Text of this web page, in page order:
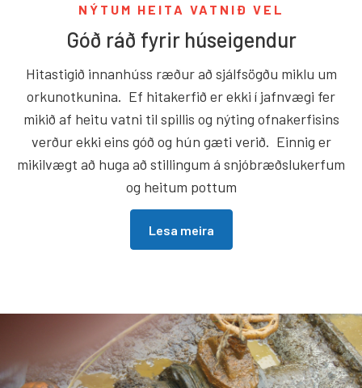
NÝTUM HEITA VATNIÐ VEL
Góð ráð fyrir húseigendur
Hitastigið innanhúss ræður að sjálfsögðu miklu um
orkunotkunina. Ef hitakerfið er ekki í jafnvægi fer
mikið af heitu vatni til spillis og nýting ofnakerfisins
verður ekki eins góð og hún gæti verið. Einnig er
mikilvægt að huga að stillingum á snjóbræðslukerfum
og heitum pottum
Lesa meira